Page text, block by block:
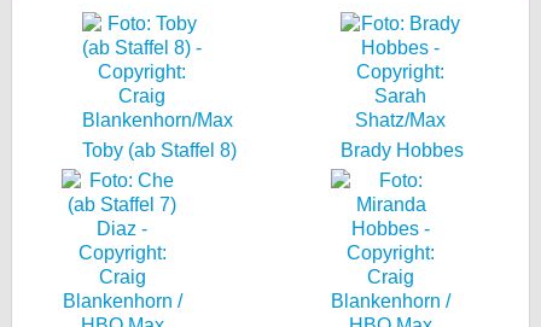
Toby (ab Staffel 8) Brady Hobbes